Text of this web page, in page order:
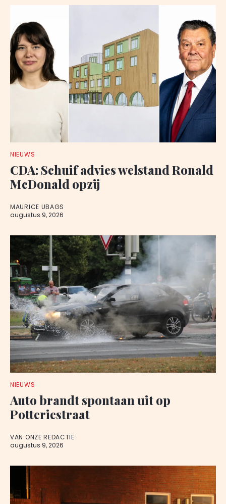
NIEUWS
CDA: Schuif advies welstand Ronald
McDonald opzij
MAURICE UBAGS
augustus 9, 2026
NIEUWS
Auto brandt spontaan uit op
Potteriestraat
VAN ONZE REDACTIE
augustus 9, 2026